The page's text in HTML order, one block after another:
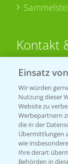
Kontakt
T.+49
KONTAKT
Hilfe
T.+49
Einsatz
Wir würden
Nutzung dieser
Website zu
Werbepartnern
die in der
Übermittlungen
wie
Ihre derart
Behörden in